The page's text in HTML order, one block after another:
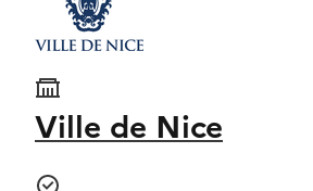
Ville de Nice